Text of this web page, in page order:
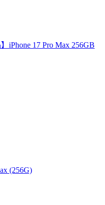
iPhone 17 Pro Max 256GB
(256G)